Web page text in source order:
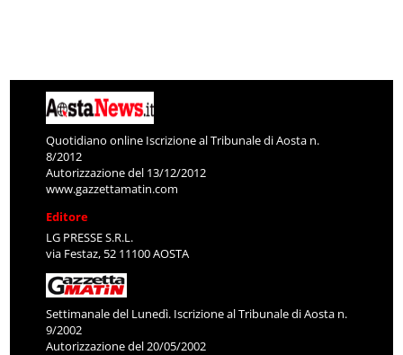
Quotidiano online Iscrizione al Tribunale di Aosta n.
8/2012
Autorizzazione del 13/12/2012
www.gazzettamatin.com
Editore
LG PRESSE S.R.L.
via Festaz, 52 11100 AOSTA
Settimanale del Lunedì. Iscrizione al Tribunale di Aosta n.
9/2002
Autorizzazione del 20/05/2002